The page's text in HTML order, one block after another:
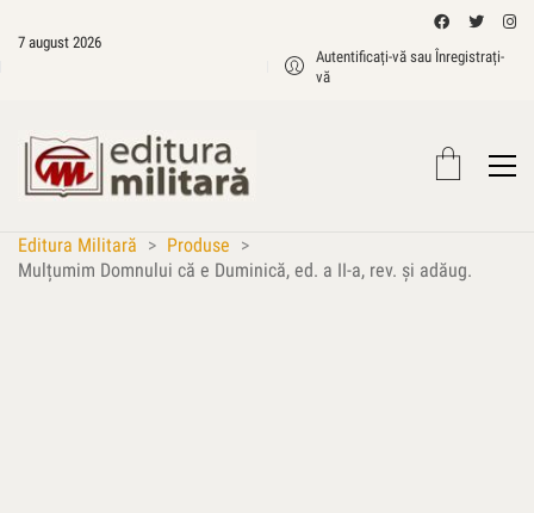
7 august 2026
Autentificați-vă sau Înregistrați-
vă
Editura Militară > Produse >
Mulțumim Domnului că e Duminică, ed. a II-a, rev. şi adăug.